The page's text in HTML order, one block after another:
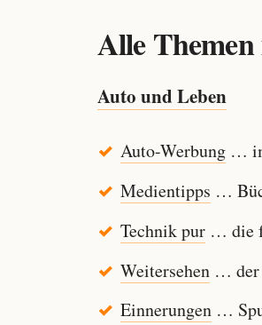
Alle
Auto und Leben
Auto-Werbung…
Medientipps …
Technik pur… die
Weitersehen… der
Einnerungen…